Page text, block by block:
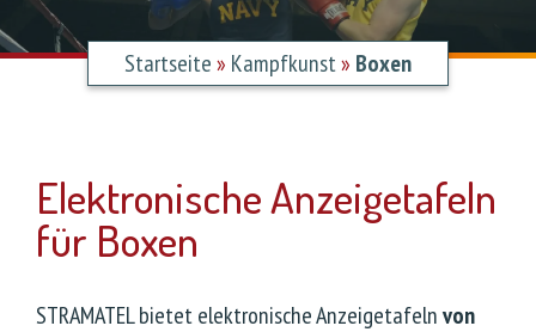
Startseite» Kampfkunst» Boxen
Elektronische Anzeigetafeln
für Boxen
STRAMATEL bietet elektronische Anzeigetafelnvon